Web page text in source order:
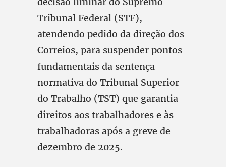
Tribunal Federal (STF),
atendendo pedido da direção dos
Correios, para suspender pontos
fundamentais da sentença
normativa do Tribunal Superior
do Trabalho (TST) que garantia
direitos aos trabalhadores e às
trabalhadoras após a greve de
dezembro de 2025.